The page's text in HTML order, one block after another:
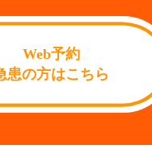
Web予約
患の方はこちら